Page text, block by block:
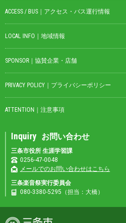
ACCESS / BUS｜アクセス・バス運行情報
LOCAL INFO｜地域情報
SPONSOR｜協賛企業・店舗
PRIVACY POLICY｜プライバシーポリシー
ATTENTION｜注意事項
Inquiry お問い合わせ
三条市役所 生涯学習課
0256-47-0048
メールでのお問い合わせはこちら
三条楽音祭実行委員会
080-3380-5295（担当：大橋）